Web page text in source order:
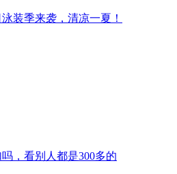
装季来袭，清凉一夏！
，看别人都是300多的